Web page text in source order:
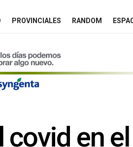
PROVINCIALES RANDOM
en